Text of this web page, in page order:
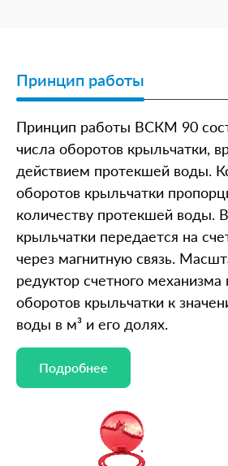
Принцип работы
Принцип работы ВСКМ 90
числа оборотов крыльчатки,
действием протекшей воды.
оборотов крыльчатки
количеству протекшей воды.
крыльчатки передается на
через магнитную связь.
редуктор счетного
оборотов крыльчатки к
воды в м³ и его долях.
Подробнее